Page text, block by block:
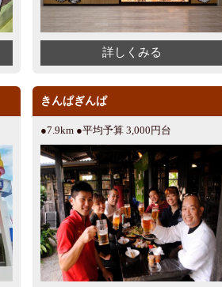
詳しくみる
きんぱぎんぱ
●7.9km ●平均予算 3,000円台